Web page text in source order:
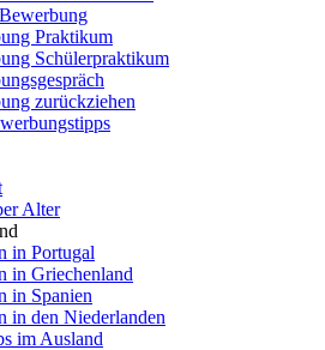
Praktikum
Schülerpraktikum
zurückziehen
Alter
in Portugal
in Griechenland
in Spanien
in den Niederlanden
im Ausland